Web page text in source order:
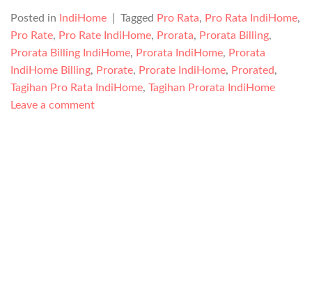
Posted in IndiHome Tagged Pro Rata, Pro Rata IndiHome,
Pro Rate, Pro Rate IndiHome, Prorata, Prorata Billing,
Prorata Billing IndiHome, Prorata IndiHome, Prorata
IndiHome Billing, Prorate, Prorate IndiHome, Prorated,
Tagihan Pro Rata IndiHome, Tagihan Prorata IndiHome
Leave a comment